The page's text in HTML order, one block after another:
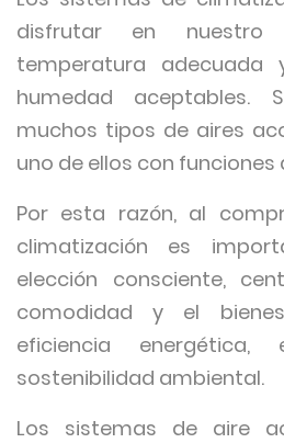
disfrutar en
temperatura adecuada
humedad aceptables.
muchos tipos de aires
uno de ellos con funciones
Por esta razón, al
climatización es
elección consciente,
comodidad y el
eficiencia
sostenibilidad ambiental.
Los sistemas de aire